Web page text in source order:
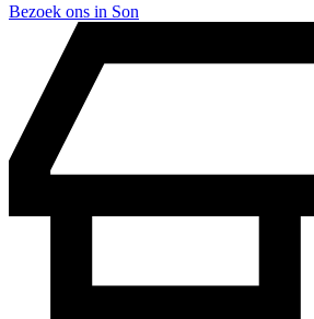
Bezoek ons in Son